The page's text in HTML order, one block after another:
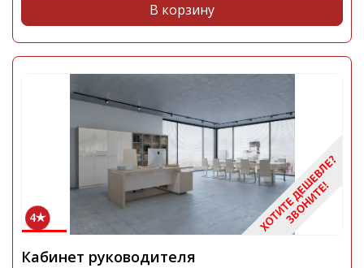
В корзину
4
Кабинет руководителя